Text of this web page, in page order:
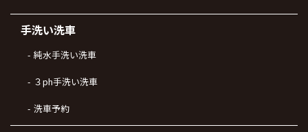
手洗い洗車
純水手洗い洗車
３ph手洗い洗車
洗車予約